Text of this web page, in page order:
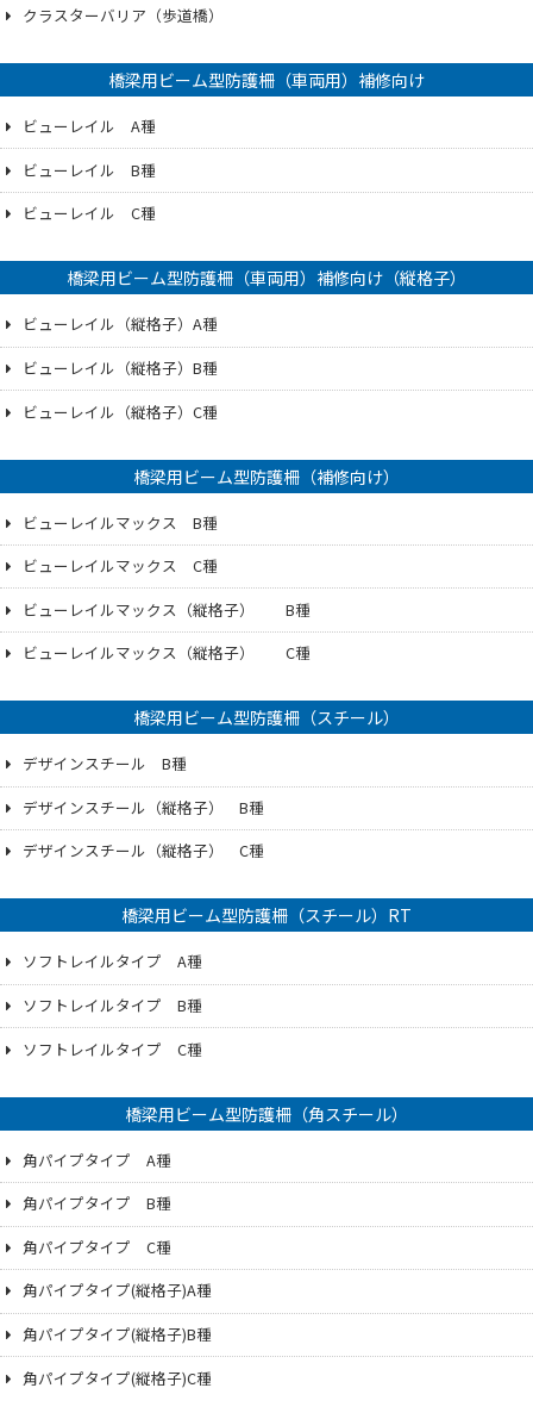
クラスターバリア（歩道橋）
橋梁用ビーム型防護柵（車両用）補修向け
ビューレイル A種
ビューレイル B種
ビューレイル C種
橋梁用ビーム型防護柵（車両用）補修向け（縦格子）
ビューレイル（縦格子）A種
ビューレイル（縦格子）B種
ビューレイル（縦格子）C種
橋梁用ビーム型防護柵（補修向け）
ビューレイルマックス B種
ビューレイルマックス C種
ビューレイルマックス（縦格子） B種
ビューレイルマックス（縦格子） C種
橋梁用ビーム型防護柵（スチール）
デザインスチール B種
デザインスチール（縦格子） B種
デザインスチール（縦格子） C種
橋梁用ビーム型防護柵（スチール）RT
ソフトレイルタイプ A種
ソフトレイルタイプ B種
ソフトレイルタイプ C種
橋梁用ビーム型防護柵（角スチール）
角パイプタイプ A種
角パイプタイプ B種
角パイプタイプ C種
角パイプタイプ(縦格子)A種
角パイプタイプ(縦格子)B種
角パイプタイプ(縦格子)C種